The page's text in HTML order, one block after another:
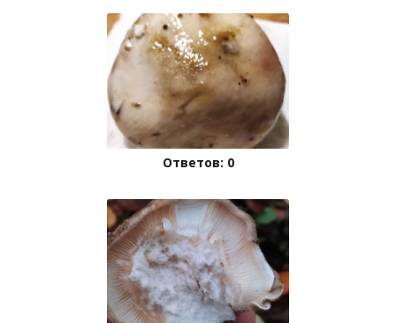
Ответов: 0